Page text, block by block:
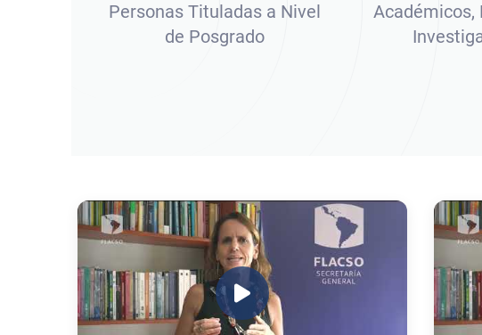
Personas Tituladas a Nivel
de Posgrado
Académicos,